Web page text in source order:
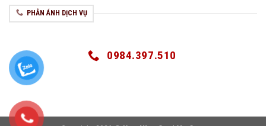
PHẢN ÁNH DỊCH VỤ
0984.397.510